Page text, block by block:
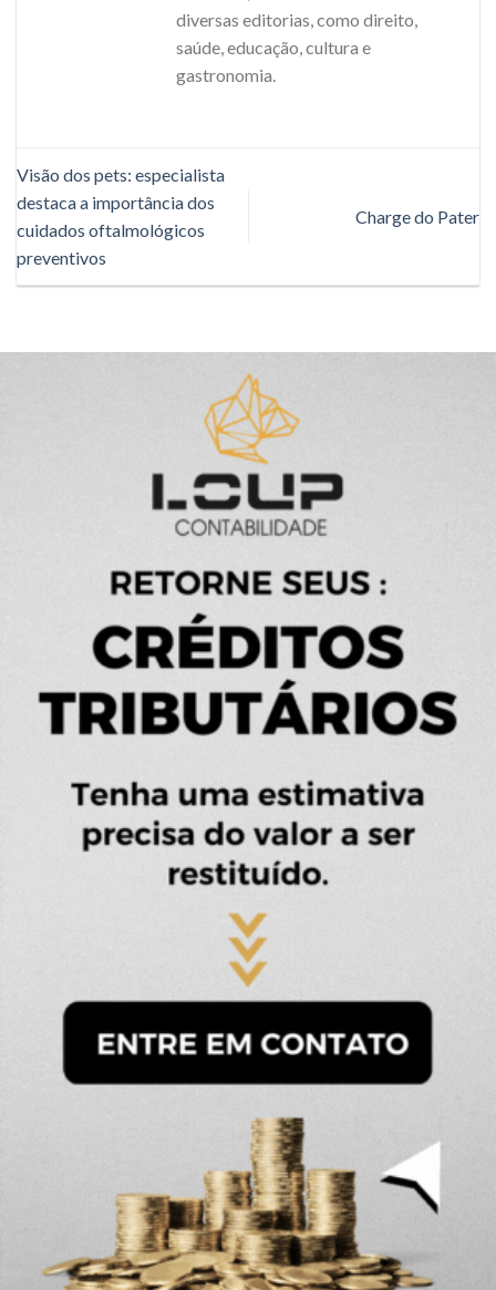
diversas editorias, como direito,
saúde, educação, cultura e
gastronomia.
Visão dos pets: especialista
destaca a importância dos
cuidados oftalmológicos
preventivos
Charge do Pater